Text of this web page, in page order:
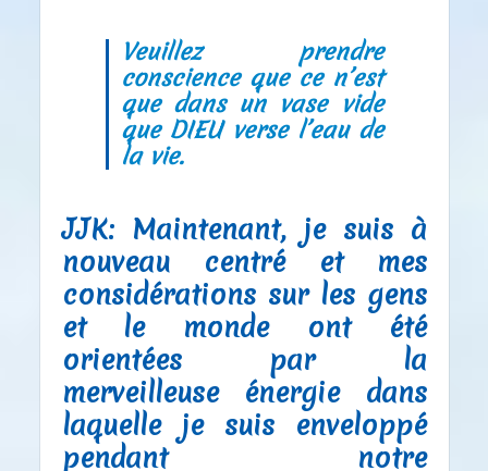
Veuillez prendre
conscience que ce n’est
que dans un vase vide
que DIEU verse l’eau de
la vie.
JJK:Maintenant, je suis à
nouveau centré et mes
considérations sur les gens
et le monde ont été
orientées par la
merveilleuse énergie dans
laquelle je suis enveloppé
pendant notre